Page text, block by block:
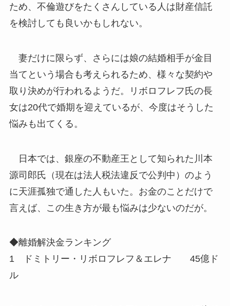
ため、不倫遊びをたくさんしている人は財産信託
を検討しても良いかもしれない。
妻だけに限らず、さらには娘の結婚相手が金目
当てという場合も考えられるため、様々な契約や
取り決めが行われるようだ。リボロフレフ氏の長
女は20代で婚期を迎えているが、今度はそうした
悩みも出てくる。
日本では、銀座の不動産王として知られた川本
源司郎氏（現在は法人税法違反で公判中）のよう
に天涯孤独で通した人もいた。お金のことだけで
言えば、この生き方が最も悩みは少ないのだが。
◆離婚解決金ランキング
1 ドミトリー・リボロフレフ＆エレナ 45億ド
ル